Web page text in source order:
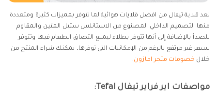
تعد قلاية تيفال من افضل قلايات هوائية لما تتوفر بمميزات كثيرة ومتعددة
منها التصميم الداخلي المصنوع من الاستانلس ستيل المتين والمقاوم
للصدأ بالإضافة إلى أنها تتوفر بطلاء ليمنع التصاق الطعام فيها وتتوفر
بسعر غير مرتفع بالرغم من الإمكانيات التي توفرها، يمكنك شراء المنتج من
خلال خصومات متجر امازون.
مواصفات اير فراير تيفال Tefal: